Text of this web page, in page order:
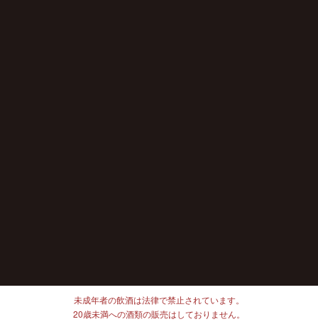
未成年者の飲酒は法律で禁止されています。
20歳未満への酒類の販売はしておりません。